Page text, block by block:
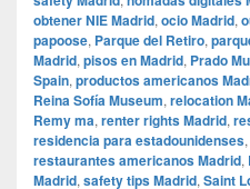
obtener NIE Madrid, ocio Madrid,
papoose, Parque del Retiro,
Madrid, pisos en Madrid, Prado
Spain, productos americanos
Reina Sofía Museum, relocation
Remy ma, renter rights Madrid,
residencia para estadounidenses,
restaurantes americanos Madrid,
Madrid, safety tips Madrid, Saint